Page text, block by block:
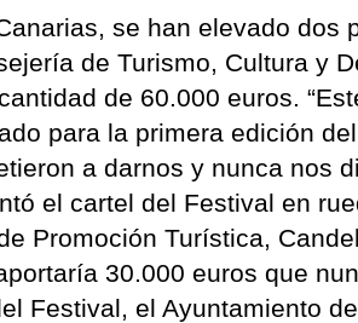
se han elevado dos
de Turismo, Cultura y
de 60.000 euros.
para la primera edición
a darnos y nunca nos
el cartel del Festival en
Promoción Turística,
30.000 euros que
Festival, el Ayuntamiento